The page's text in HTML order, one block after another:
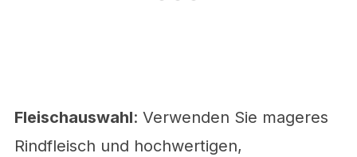
Fleischauswahl: Verwenden Sie mageres
Rindfleisch und hochwertigen,